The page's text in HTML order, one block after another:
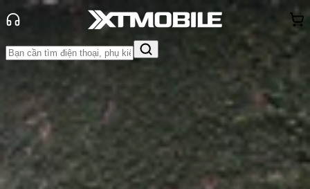
Tin tức
Thủ thuật
Tin Mới
Đánh Giá - Trên Tay So Sánh Tư vấn
Khuyến
mãiThủ thuật Hỏi đáp App - Game Thông báo
Khách
hàng - Sự kiện